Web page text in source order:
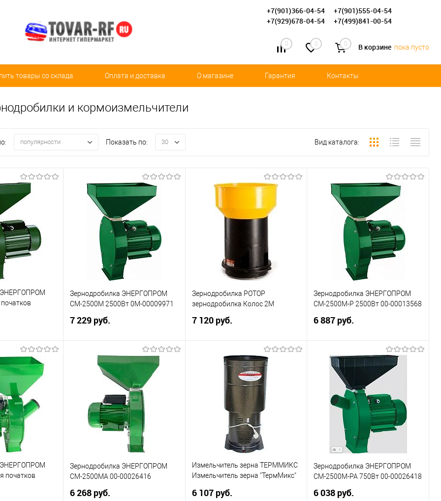
+7(901)366-04-54
+7(901)555-04-54
+7(929)678-04-54
+7(499)841-00-54
0 0 0 В корзине пока пусто
товары со склада Оплата и доставка О магазине Гарантия Контакты
и кормоизмельчители
популярности Показать по: 30 Вид каталога:
ЭНЕРГОПРОМ
Сравнение
Зернодробилка ЭНЕРГОПРОМ
CM-2500М 2500Вт 0М-00009971
7 229 руб.
В корзину
Купить в 1 клик
Сравнение
В избранное
Зернодробилка РОТОР
зернодробилка Колос 2М
7 120 руб.
В корзину
Купить в 1 клик
Сравнение
В избранное
Зернодробилка ЭНЕРГОПРОМ
CM-2500M-P 2500Вт 00-00013568
6 887 руб.
В корзину
Купить в 1 клик
В избранное
ЭНЕРГОПРОМ
початков
Зернодробилка ЭНЕРГОПРОМ
CM-2500МA 00-00026416
6 268 руб.
Измельчитель зерна ТЕРММИКС
Измельчитель зерна "ТермМикс"
6 107 руб.
Зернодробилка ЭНЕРГОПРОМ
CM-2500M-PA 750Вт 00-00026418
6 038 руб.